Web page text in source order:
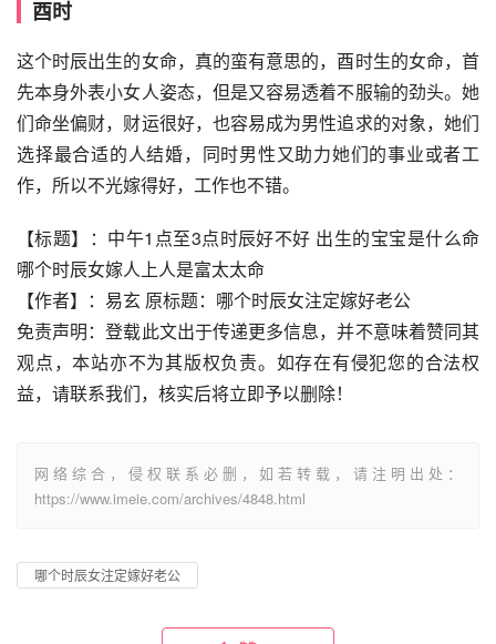
酉时
这个时辰出生的女命，真的蛮有意思的，酉时生的女命，首
先本身外表小女人姿态，但是又容易透着不服输的劲头。她
们命坐偏财，财运很好，也容易成为男性追求的对象，她们
选择最合适的人结婚，同时男性又助力她们的事业或者工
作，所以不光嫁得好，工作也不错。
【标题】：中午1点至3点时辰好不好 出生的宝宝是什么命
哪个时辰女嫁人上人是富太太命
【作者】：易玄 原标题：哪个时辰女注定嫁好老公
免责声明：登载此文出于传递更多信息，并不意味着赞同其
观点，本站亦不为其版权负责。如存在有侵犯您的合法权
益，请联系我们，核实后将立即予以删除！
网络综合，侵权联系必删，如若转载，请注明出处：
https://www.imeie.com/archives/4848.html
哪个时辰女注定嫁好老公